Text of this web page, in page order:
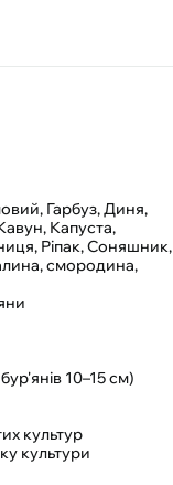
Гарбуз, Диня,
Капуста,
Ріпак, Соняшник,
смородина,
10–15 см)
культур
культури